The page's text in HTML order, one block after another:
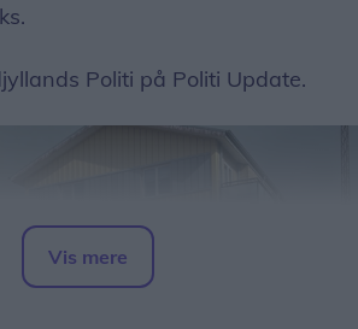
Politi på Politi Update.
Vis mere